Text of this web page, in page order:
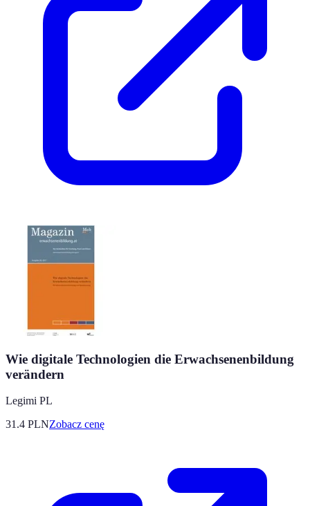
Wie digitale Technologien die Erwachsenenbildung
verändern
Legimi PL
31.4 PLNZobacz cenę